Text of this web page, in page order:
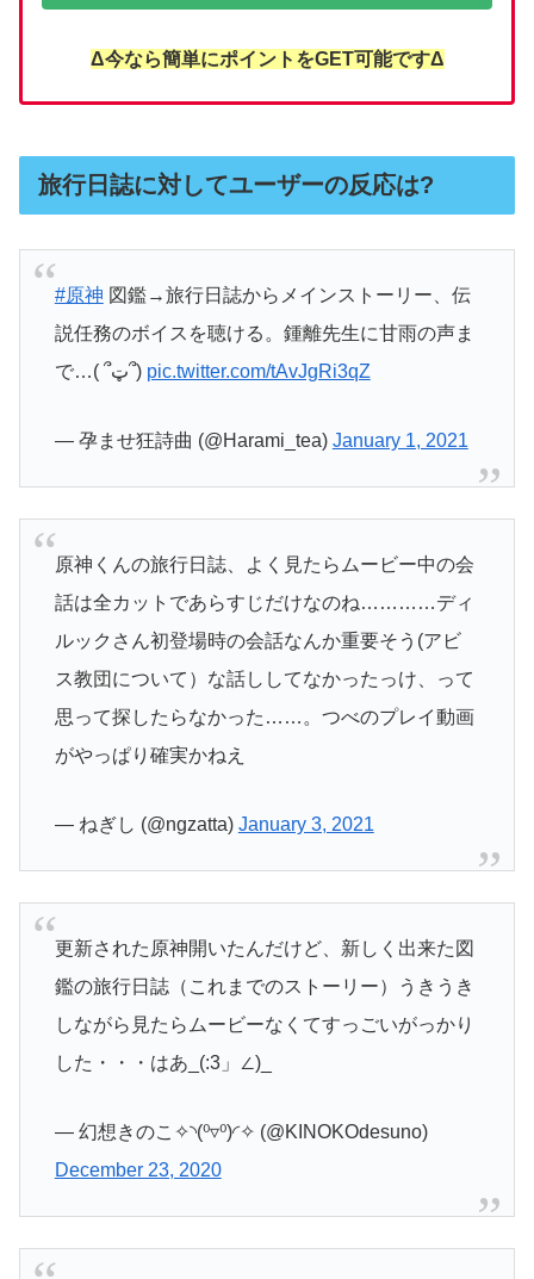
Δ今なら簡単にポイントをGET可能ですΔ
旅行日誌に対してユーザーの反応は?
#原神 図鑑→旅行日誌からメインストーリー、伝
説任務のボイスを聴ける。鍾離先生に甘雨の声ま
で…( ՞ټ՞) pic.twitter.com/tAvJgRi3qZ
— 孕ませ狂詩曲 (@Harami_tea) January 1, 2021
原神くんの旅行日誌、よく見たらムービー中の会
話は全カットであらすじだけなのね…………ディ
ルックさん初登場時の会話なんか重要そう(アビ
ス教団について）な話ししてなかったっけ、って
思って探したらなかった……。つべのプレイ動画
がやっぱり確実かねえ
— ねぎし (@ngzatta) January 3, 2021
更新された原神開いたんだけど、新しく出来た図
鑑の旅行日誌（これまでのストーリー）うきうき
しながら見たらムービーなくてすっごいがっかり
した・・・はあ_(:3」∠)_
— 幻想きのこ✧◝(⁰▿⁰)◜✧ (@KINOKOdesuno)
December 23, 2020